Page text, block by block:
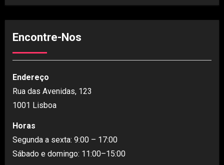
Encontre-Nos
Endereço
Rua das Avenidas, 123
1001 Lisboa
Horas
Segunda a sexta: 9:00 – 17:00
Sábado e domingo: 11:00–15:00